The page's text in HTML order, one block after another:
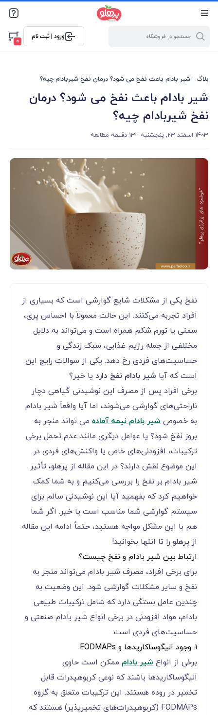
@media screen and (max-width: 500px) { .w-ch{bottom: 125px
!important; left:5px !important;} }
ورود | ثبت نام
0
بلاگ شیر بادام باعث نفخ می شود؟ درمان نفخ شیربادام چیه؟
شیر بادام باعث نفخ می شود؟ درمان
نفخ شیربادام چیه؟
1403 اسفند 23, پنجشنبه · 13 دقیقه مطالعه
نفخ یکی از مشکلات شایع گوارشی است که بسیاری از
افراد تجربه می‌کنند. این حالت معمولاً با احساس پری،
سفتی یا تورم شکم همراه است و می‌تواند به دلایل
مختلفی از جمله رژیم غذایی، سبک زندگی و
حساسیت‌های فردی رخ دهد. یکی از سوالات رایج این
است که آیا شیر بادام نفخ داردیا خیر؟
برخی افراد پس از مصرف این نوشیدنی گیاهی دچار
ناراحتی‌های گوارشی می‌شوند، اما آیا واقعاً شیر بادام
به خصوصشیر بادام نیمه آمادهمی تواند منجر به
بروز نفخ شود؟ یا عوامل دیگری مانند عدم تحمل برخی
ترکیبات، افزودنی‌های خاص یا واکنش‌های فردی در
این موضوع نقش دارند؟ در این مقاله از پرهلو، تأثیر
شیر بادام بر نفخ را بررسی می‌کنیم و به شما کمک
خواهیم کرد که بفهمید آیا این نوشیدنی سالم برای
سیستم گوارشی شما مناسب است یا خیر. اگر شما
هم با این مشکل مواجه هستید، حتماً ادامه این مقاله
از پرهلو را تا انتها بخوانید!
ارتباط بین شیر بادام و نفخ چیست؟
برای برخی افراد، مصرف شیر بادام می‌تواند منجر به
نفخ و سایر مشکلات گوارشی شود. این وضعیت به
چندین عامل بستگی دارد که شامل ترکیبات طبیعی
بادام، مواد افزودنی در برخی انواع شیر بادام صنعتی و
حساسیت‌های فردی است.
1. وجود الیگوساکاریدها و FODMAPs
برخی از انواعشیر بادام ممکن است حاوی
الیگوساکاریدها باشند که نوعی کربوهیدرات قابل
تخمیر در روده هستند. این ترکیبات متعلق به گروه
FODMAPs (کربوهیدرات‌های تخمیرپذیر) هستند که